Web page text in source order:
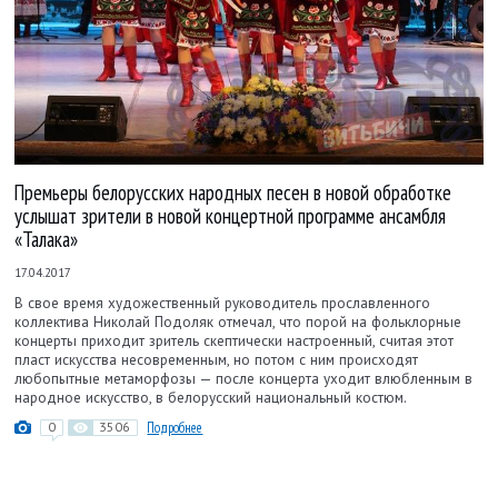
Премьеры белорусских народных песен в новой обработке
услышат зрители в новой концертной программе ансамбля
«Талака»
17.04.2017
В свое время художественный руководитель прославленного
коллектива Николай Подоляк отмечал, что порой на фольклорные
концерты приходит зритель скептически настроенный, считая этот
пласт искусства несовременным, но потом с ним происходят
любопытные метаморфозы — после концерта уходит влюбленным в
народное искусство, в белорусский национальный костюм.
0 3506 Подробнее